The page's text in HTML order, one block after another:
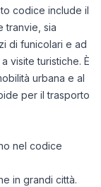
codice include il
tranvie, sia
di funicolari e ad
visite turistiche. È
urbana e al
per il trasporto
nel codice
in grandi città.